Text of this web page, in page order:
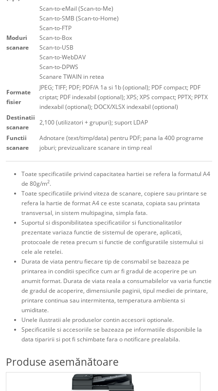
Moduri
scanare
Scan-to-eMail (Scan-to-Me)
Scan-to-SMB (Scan-to-Home)
Scan-to-FTP
Scan-to-Box
Scan-to-USB
Scan-to-WebDAV
Scan-to-DPWS
Scanare TWAIN in retea
Formate
fisier
JPEG; TIFF; PDF; PDF/A 1a si 1b (optional); PDF compact; PDF
criptat; PDF indexabil (optional); XPS; XPS compact; PPTX; PPTX
indexabil (optional); DOCX/XLSX indexabil (optional)
Destinatii
scanare
2,100 (utilizatori + grupuri); suport LDAP
Functii
scanare
Adnotare (text/timp/data) pentru PDF; pana la 400 programe
joburi; previzualizare scanare in timp real
Toate specificatiile privind capacitatea hartiei se refera la formatul A4
de 80g/m2.
Toate specificatiile privind viteza de scanare, copiere sau printare se
refera la hartie de format A4 ce este scanata, copiata sau printata
transversal, in sistem multipagina, simpla fata.
Suportul si disponibilitatea specificatiilor si functionalitatilor
prezentate variaza functie de sistemul de operare, aplicatii,
protocoale de retea precum si functie de configuratiile sistemului si
cele ale retelei.
Durata de viata pentru fiecare tip de consmabil se bazeaza pe
printarea in conditii specifice cum ar fi gradul de acoperire pe un
anumit format. Durata de viata reala a consumabilelor va varia functie
de gradul de acoperire, dimensiunile paginii, tipul mediei de printare,
printare continua sau intermitenta, temperatura ambienta si
umiditate.
Unele ilustratii ale produselor contin accesorii optionale.
Specificatiile si accesoriile se bazeaza pe informatiile disponibile la
data tiparirii si pot fi schimbate fara o notificare prealabila.
Produse asemănătoare